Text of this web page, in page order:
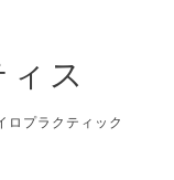
ス
ロプラクティック